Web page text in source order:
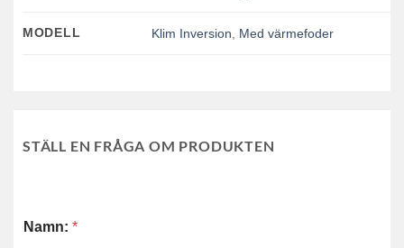
MODELL Klim Inversion Med värmefoder
STÄLL EN FRÅGA OM PRODUKTEN
Namn: *